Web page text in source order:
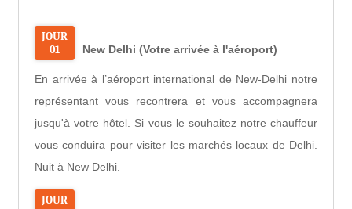
JOUR
01
New Delhi (Votre arrivée à l'aéroport)
En arrivée à l’aéroport international de New-Delhi notre
représentant vous recontrera et vous accompagnera
jusqu'à votre hôtel. Si vous le souhaitez notre chauffeur
vous conduira pour visiter les marchés locaux de Delhi.
Nuit à New Delhi.
JOUR